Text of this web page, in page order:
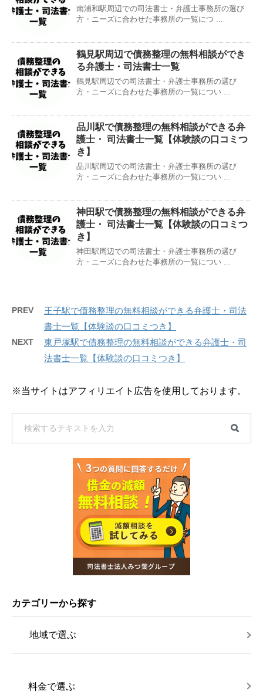
南浦和駅周辺での司法書士・弁護士事務所の選び
方・ニーズに合わせた事務所の一覧につ ...
鶴見駅周辺で債務整理の無料相談ができ
る弁護士・司法書士一覧
鶴見駅周辺での司法書士・弁護士事務所の選び
方・ニーズに合わせた事務所の一覧につい ...
品川駅で債務整理の無料相談ができる弁
護士・ 司法書士一覧【体験談の口コミつ
き】
品川駅周辺での司法書士・弁護士事務所の選び
方・ニーズに合わせた事務所の一覧につい ...
神田駅で債務整理の無料相談ができる弁
護士・ 司法書士一覧【体験談の口コミつ
き】
神田駅周辺での司法書士・弁護士事務所の選び
方・ニーズに合わせた事務所の一覧につい ...
PREV
王子駅で債務整理の無料相談ができる弁護士・司法
書士一覧【体験談の口コミつき】
NEXT
東戸塚駅で債務整理の無料相談ができる弁護士・司
法書士一覧【体験談の口コミつき】
※当サイトはアフィリエイト広告を使用しております。
カテゴリーから探す
地域で選ぶ
料金で選ぶ